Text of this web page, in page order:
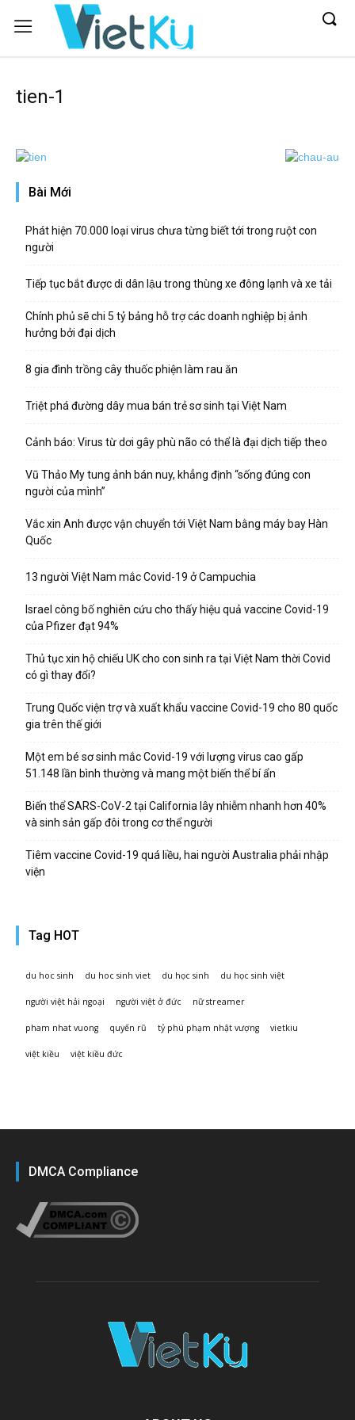
tien-1
Bài Mới
Phát hiện 70.000 loại virus chưa từng biết tới trong ruột con
người
Tiếp tục bắt được di dân lậu trong thùng xe đông lạnh và xe tải
Chính phủ sẽ chi 5 tỷ bảng hỗ trợ các doanh nghiệp bị ảnh
hưởng bởi đại dịch
8 gia đình trồng cây thuốc phiện làm rau ăn
Triệt phá đường dây mua bán trẻ sơ sinh tại Việt Nam
Cảnh báo: Virus từ dơi gây phù não có thể là đại dịch tiếp theo
Vũ Thảo My tung ảnh bán nuy, khẳng định “sống đúng con
người của mình”
Vắc xin Anh được vận chuyển tới Việt Nam bằng máy bay Hàn
Quốc
13 người Việt Nam mắc Covid-19 ở Campuchia
Israel công bố nghiên cứu cho thấy hiệu quả vaccine Covid-19
của Pfizer đạt 94%
Thủ tục xin hộ chiếu UK cho con sinh ra tại Việt Nam thời Covid
có gì thay đổi?
Trung Quốc viện trợ và xuất khẩu vaccine Covid-19 cho 80 quốc
gia trên thế giới
Một em bé sơ sinh mắc Covid-19 với lượng virus cao gấp
51.148 lần bình thường và mang một biến thể bí ẩn
Biến thể SARS-CoV-2 tại California lây nhiễm nhanh hơn 40%
và sinh sản gấp đôi trong cơ thể người
Tiêm vaccine Covid-19 quá liều, hai người Australia phải nhập
viện
Tag HOT
du hoc sinh du hoc sinh viet du học sinh du học sinh việt
người việt hải ngoại người việt ở đức nữ streamer
pham nhat vuong quyến rũ tỷ phú phạm nhật vượng vietkiu
việt kiều việt kiều đức
DMCA Compliance